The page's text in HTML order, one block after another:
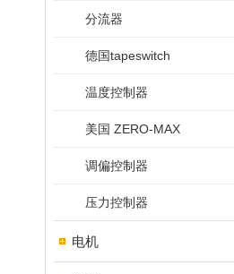
分流器
德国tapeswitch
温度控制器
美国 ZERO-MAX
调偏控制器
压力控制器
电机